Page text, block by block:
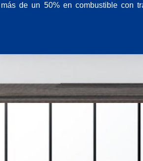
de un 50% en combustible con